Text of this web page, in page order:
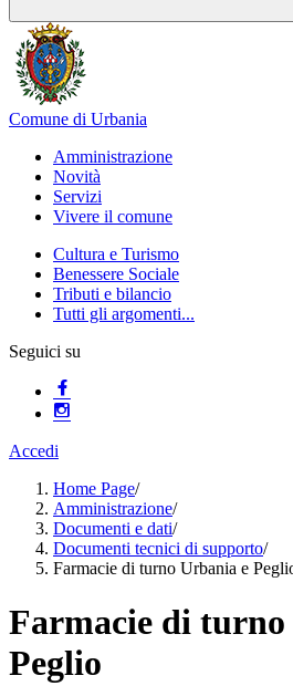
Comune di Urbania
Amministrazione
Novità
Servizi
Vivere il comune
Cultura e Turismo
Benessere Sociale
Tributi e bilancio
Tutti gli argomenti...
Seguici su
Accedi
Home Page/
Amministrazione/
Documenti e dati/
Documenti tecnici di supporto/
Farmacie di turno Urbania e
Farmacie di
Peglio